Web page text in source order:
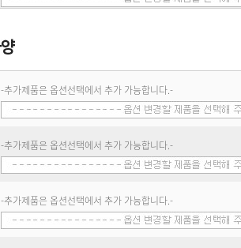
-추가제품은 옵션선택에서 추가 가능합니다.-
-추가제품은 옵션선택에서 추가 가능합니다.-
-추가제품은 옵션선택에서 추가 가능합니다.-